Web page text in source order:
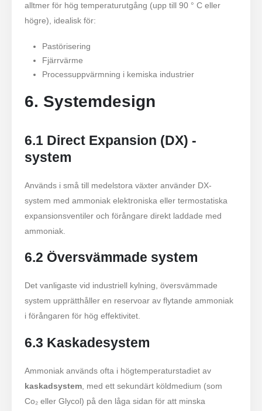
alltmer för hög temperaturutgång (upp till 90 ° C eller
högre), idealisk för:
Pastörisering
Fjärrvärme
Processuppvärmning i kemiska industrier
6. Systemdesign
6.1 Direct Expansion (DX) -
system
Används i små till medelstora växter använder DX-
system med ammoniak elektroniska eller termostatiska
expansionsventiler och förångare direkt laddade med
ammoniak.
6.2 Översvämmade system
Det vanligaste vid industriell kylning, översvämmade
system upprätthåller en reservoar av flytande ammoniak
i förångaren för hög effektivitet.
6.3 Kaskadesystem
Ammoniak används ofta i högtemperaturstadiet av
kaskadsystem , med ett sekundärt köldmedium (som
Co₂ eller Glycol) på den låga sidan för att minska